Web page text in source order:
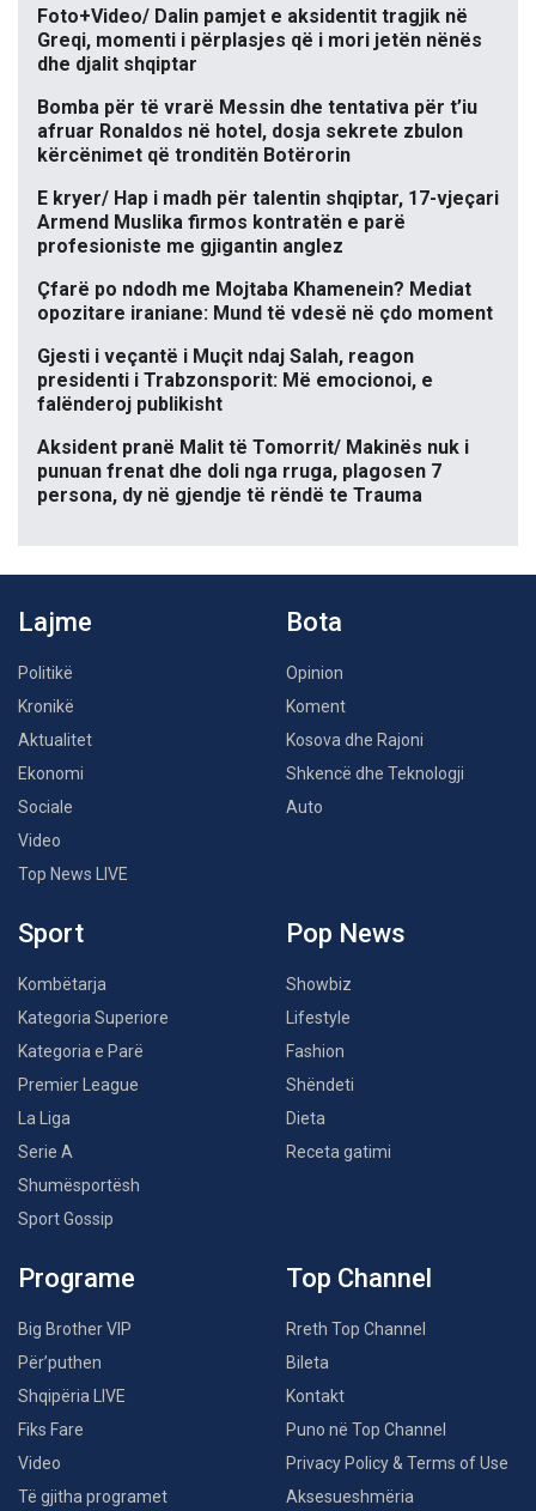
Foto+Video/ Dalin pamjet e aksidentit tragjik në
Greqi, momenti i përplasjes që i mori jetën nënës
dhe djalit shqiptar
Bomba për të vrarë Messin dhe tentativa për t’iu
afruar Ronaldos në hotel, dosja sekrete zbulon
kërcënimet që tronditën Botërorin
E kryer/ Hap i madh për talentin shqiptar, 17-vjeçari
Armend Muslika firmos kontratën e parë
profesioniste me gjigantin anglez
Çfarë po ndodh me Mojtaba Khamenein? Mediat
opozitare iraniane: Mund të vdesë në çdo moment
Gjesti i veçantë i Muçit ndaj Salah, reagon
presidenti i Trabzonsporit: Më emocionoi, e
falënderoj publikisht
Aksident pranë Malit të Tomorrit/ Makinës nuk i
punuan frenat dhe doli nga rruga, plagosen 7
persona, dy në gjendje të rëndë te Trauma
Lajme
Politikë
Kronikë
Aktualitet
Ekonomi
Sociale
Video
Top News LIVE
Bota
Opinion
Koment
Kosova dhe Rajoni
Shkencë dhe Teknologji
Auto
Sport
Kombëtarja
Kategoria Superiore
Kategoria e Parë
Premier League
La Liga
Serie A
Shumësportësh
Sport Gossip
Pop News
Showbiz
Lifestyle
Fashion
Shëndeti
Dieta
Receta gatimi
Programe
Big Brother VIP
Për’puthen
Shqipëria LIVE
Fiks Fare
Video
Të gjitha programet
Top Channel
Rreth Top Channel
Bileta
Kontakt
Puno në Top Channel
Privacy Policy & Terms of Use
Aksesueshmëria